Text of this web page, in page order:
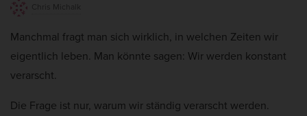
l
Chris Michalk
Manchmal fragt man sich wirklich, in welchen Zeiten wir
eigentlich leben. Man könnte sagen: Wir werden konstant
verarscht.
Die Frage ist nur, warum wir ständig verarscht werden.
Datenschutzeinstellungen
Essenziell (7)
Essenzielle Cookies ermöglichen grundlegende Funktionen und sind für
Cookie-Informationen anzeigen